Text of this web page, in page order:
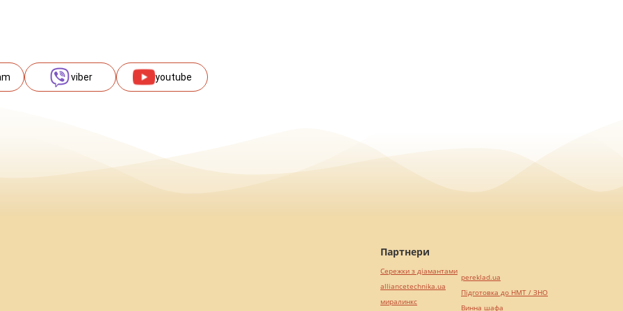
viber youtube
Партнери
Сережки з діамантами
alliancetechnika.ua
миралинкс
pereklad.ua
Підготовка до НМТ / ЗНО
Винна шафа